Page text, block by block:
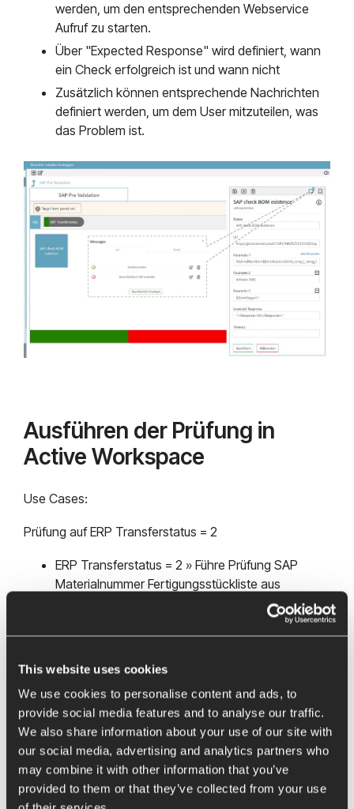
This website uses cookies
We use cookies to personalise content and ads, to
provide social media features and to analyse our traffic.
We also share information about your use of our site with
our social media, advertising and analytics partners who
may combine it with other information that you’ve
provided to them or that they’ve collected from your use
werden, um den entsprechenden Webservice
Aufruf zu starten.
Über "Expected Response" wird definiert, wann
ein Check erfolgreich ist und wann nicht
Zusätzlich können entsprechende Nachrichten
definiert werden, um dem User mitzuteilen, was
das Problem ist.
Ausführen der Prüfung in
Active Workspace
Use Cases:
Prüfung auf ERP Transferstatus = 2
ERP Transferstatus = 2 » Führe Prüfung SAP
Materialnummer Fertigungsstückliste aus
ERP Transferstatus ≠ 2 » Überspringe weitere